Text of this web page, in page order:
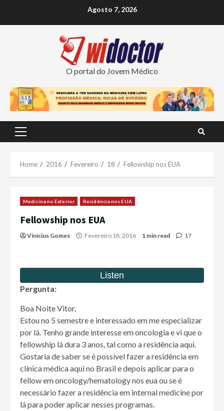
Agosto 7, 2026
O portal do Jovem Médico
Primary
Home 2016 Fevereiro 18 Fellowship nos EUA
Medicina no Exterior Residência nos EUA
Fellowship nos EUA
Vinícius Gomes Fevereiro 18, 2016 1 min read 17
Pergunta:
Boa Noite Vitor,
Estou no 5 semestre e interessado em me especializar
por lá. Tenho grande interesse em oncologia e vi que o
fellowship lá dura 3 anos, tal como a residência aqui.
Gostaria de saber se é possível fazer a residência em
clínica médica aqui no Brasil e depois aplicar para o
fellow em oncology/hematology nos eua ou se é
necessário fazer a residência em internal medicine por
lá para poder aplicar nesses programas.